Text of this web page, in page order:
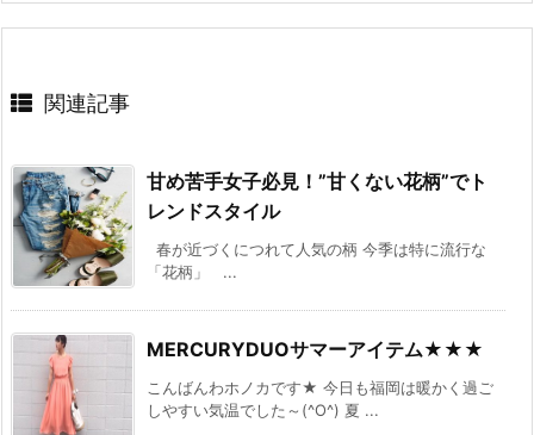
関連記事
甘め苦手女子必見！”甘くない花柄”でト
レンドスタイル
春が近づくにつれて人気の柄 今季は特に流行な
「花柄」 ...
MERCURYDUOサマーアイテム★★★
こんばんわホノカです★ 今日も福岡は暖かく過ご
しやすい気温でした～(^O^) 夏 ...